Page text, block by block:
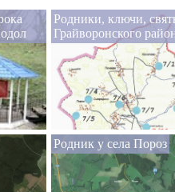
Родники, ключи,
Грайворонского
Родник у села Пороз